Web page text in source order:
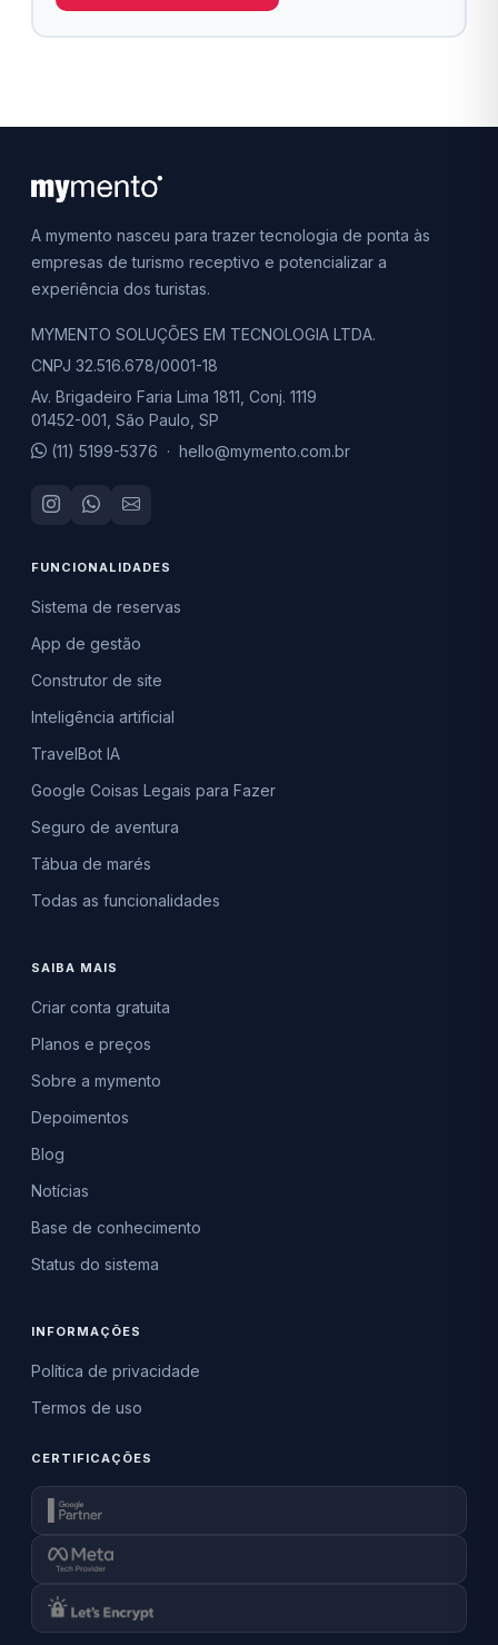
A mymento nasceu para trazer tecnologia de ponta às
empresas de turismo receptivo e potencializar a
experiência dos turistas.
MYMENTO SOLUÇÕES EM TECNOLOGIA LTDA.
CNPJ 32.516.678/0001-18
Av. Brigadeiro Faria Lima 1811, Conj. 1119
01452-001, São Paulo, SP
(11) 5199-5376 · hello@mymento.com.br
FUNCIONALIDADES
Sistema de reservas
App de gestão
Construtor de site
Inteligência artificial
TravelBot IA
Google Coisas Legais para Fazer
Seguro de aventura
Tábua de marés
Todas as funcionalidades
SAIBA MAIS
Criar conta gratuita
Planos e preços
Sobre a mymento
Depoimentos
Blog
Notícias
Base de conhecimento
Status do sistema
INFORMAÇÕES
Política de privacidade
Termos de uso
CERTIFICAÇÕES